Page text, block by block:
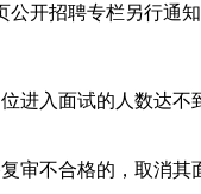
开招聘专栏另行通知
进入面试的人数达不
审不合格的，取消其